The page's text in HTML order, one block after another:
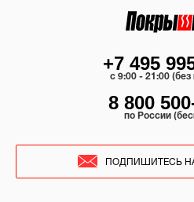
+7 495
c 9:00 - 21:00
8 800
по России
ПОДПИШИТЕСЬ